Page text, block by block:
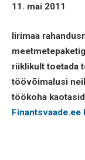
11. mai 2011
Iirimaa
riiklikult toetada
töövõimalusi
töökoha
Finantsvaade.ee